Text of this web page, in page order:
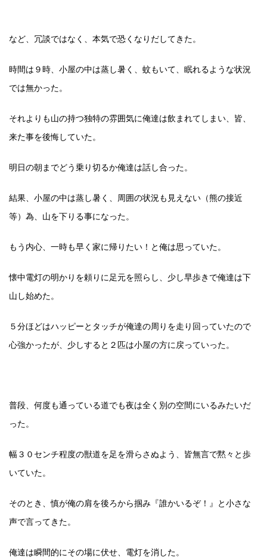
など、冗談ではなく、本気で恐くなりだしてきた。
時間は９時、小屋の中は蒸し暑く、蚊もいて、眠れるような状況
では無かった。
それよりも山の持つ独特の雰囲気に俺達は飲まれてしまい、皆、
来た事を後悔していた。
明日の朝までどう乗り切るか俺達は話し合った。
結果、小屋の中は蒸し暑く、周囲の状況も見えない（熊の接近
等）為、山を下りる事になった。
もう内心、一時も早く家に帰りたい！と俺は思っていた。
懐中電灯の明かりを頼りに足元を照らし、少し早歩きで俺達は下
山し始めた。
５分ほどはハッピーとタッチが俺達の周りを走り回っていたので
心強かったが、少しすると２匹は小屋の方に戻っていった。
普段、何度も通っている道でも夜は全く別の空間にいるみたいだ
った。
幅３０センチ程度の獣道を足を滑らさぬよう、皆無言で黙々と歩
いていた。
そのとき、慎が俺の肩を後ろから掴み『誰かいるぞ！』と小さな
声で言ってきた。
俺達は瞬間的にその場に伏せ、電灯を消した。